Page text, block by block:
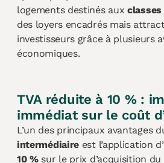
logements destinés auxclasses
des loyers encadrés mais
investisseurs grâce à plusieurs
économiques.
TVA réduite à 10 % :
immédiat sur le coût
L’un des principaux avantages
intermédiaire est l’application
10 %sur le prix d’acquisition du